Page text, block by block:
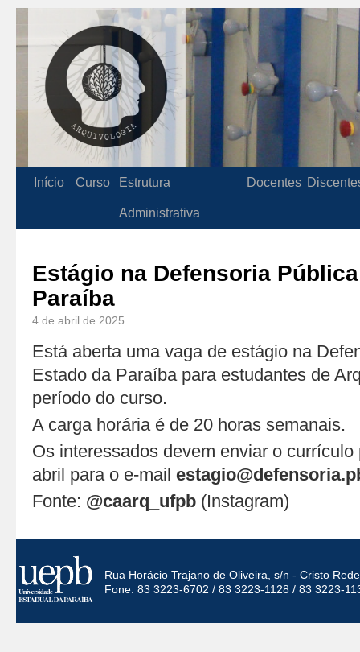
Início Curso Estrutura
Administrativa
Docentes
Estágio na Defensoria
Paraíba
4 de abril de 2025
Está aberta uma vaga de estágio na
Estado da Paraíba para estudantes de
período do curso.
A carga horária é de 20 horas semanais.
Os interessados devem enviar o
abril para o e-mail
Fonte: @caarq_ufpb (Instagram)
Rua Horácio Trajano de Oliveira, s/n - Cristo
Fone: 83 3223-6702 / 83 3223-1128 / 83 3223-